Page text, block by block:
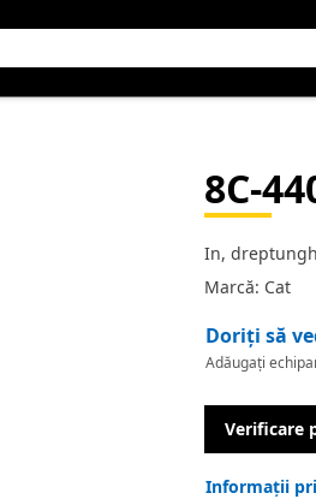
8C-
In,
Marcă: Cat
Doriți să
Adăugați
Verificare
Informații